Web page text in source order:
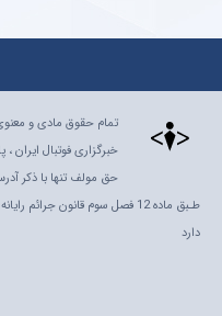
خبرگزاری فوتبال ایران
حق مولف تنها با ذکر
طـبق ماده 12 فصل سوم قانون
دارد